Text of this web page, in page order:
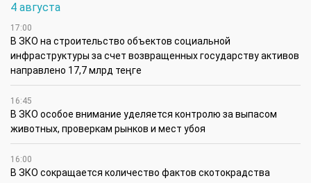
4 августа
17:00
В ЗКО на строительство объектов социальной
инфраструктуры за счет возвращенных государству активов
направлено 17,7 млрд теңге
16:45
В ЗКО особое внимание уделяется контролю за выпасом
животных, проверкам рынков и мест убоя
16:00
В ЗКО сокращается количество фактов скотокрадства